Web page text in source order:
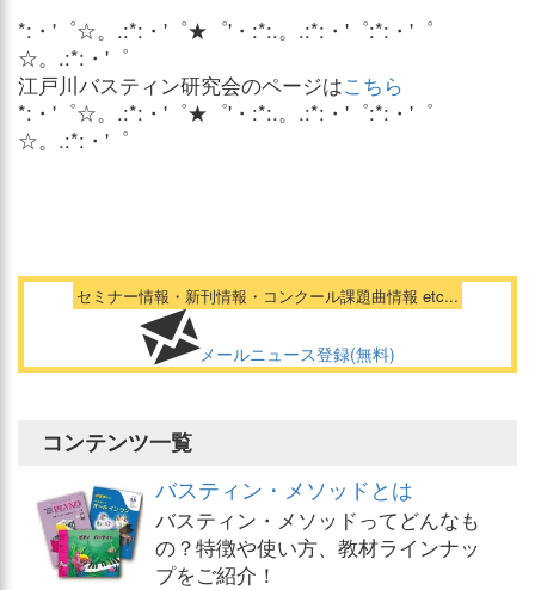
*:・'゜☆。.:*:・'゜★゜'・:*:.。.:*:・'゜:*:・'゜
☆。.:*:・'゜
江戸川バスティン研究会のページはこちら
*:・'゜☆。.:*:・'゜★゜'・:*:.。.:*:・'゜:*:・'゜
☆。.:*:・'゜
セミナー情報・新刊情報・コンクール課題曲情報 etc...
メールニュース登録(無料)
コンテンツ一覧
バスティン・メソッドとは
バスティン・メソッドってどんなも
の？特徴や使い方、教材ラインナッ
プをご紹介！